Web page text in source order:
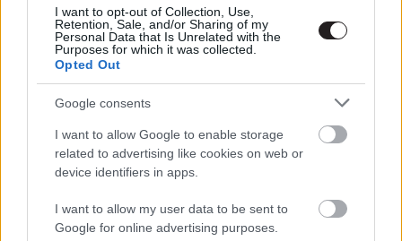
I want to opt-out of Collection, Use,
Retention, Sale, and/or Sharing of my
Personal Data that Is Unrelated with the
Purposes for which it was collected.
Opted Out
Google consents
I want to allow Google to enable storage
related to advertising like cookies on web or
device identifiers in apps.
I want to allow my user data to be sent to
Google for online advertising purposes.
azt is megtudhattuk, hogy a Sötét Lovag új verziója egy
harc viselt szuperhős lesz, aki már hosszú éveken
keresztül küzdött Gotham bűnözői ellen. Az eddig
látottak alapján joggal kezdhettünk aggódni, hogy a film
címében szinte csak névlegesen van benne az ellen szó
és a játékidő többségében valójában az Igazság Ligája
nyugalomra intett, amikor azt mondta, hogy a központi
téma továbbra is a két hős összecsapása.
Batman még egyáltalán nem fáradt bele a világba és
eleme Batman és Superman csatája. Egyszerűen úgy kell
mozgatnunk a szuperhős bábuinkat, hogy